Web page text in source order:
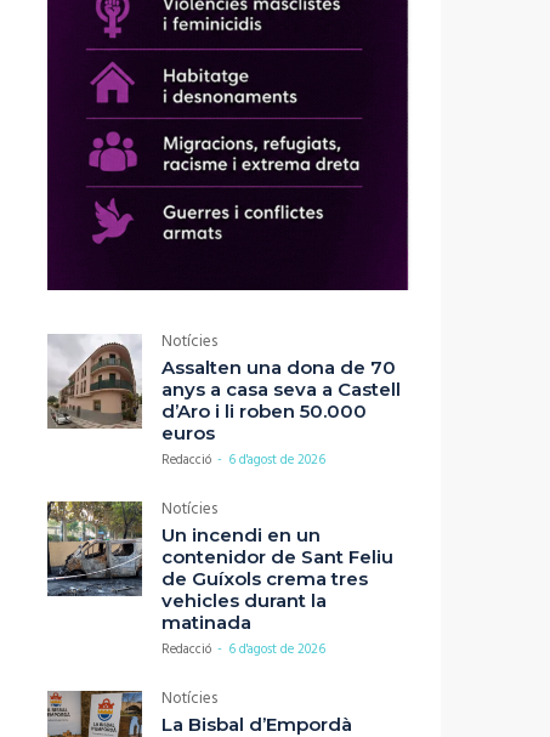
Notícies
Assalten una dona de 70
anys a casa seva a Castell
d’Aro i li roben 50.000
euros
Redacció - 6 d'agost de 2026
Notícies
Un incendi en un
contenidor de Sant Feliu
de Guíxols crema tres
vehicles durant la
matinada
Redacció - 6 d'agost de 2026
Notícies
La Bisbal d’Empordà